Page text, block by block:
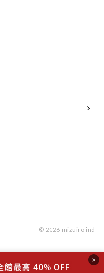
© 2026 mizuiro ind
×